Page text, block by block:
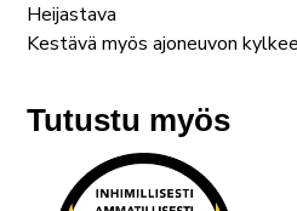
Heijastava
Kestävä myös ajoneuvon
Tutustu myös